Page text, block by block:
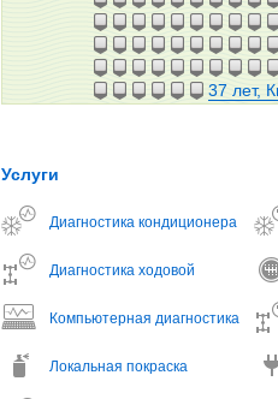
37 лет,
Услуги
Диагностика кондиционера
Диагностика ходовой
Компьютерная диагностика
Локальная покраска